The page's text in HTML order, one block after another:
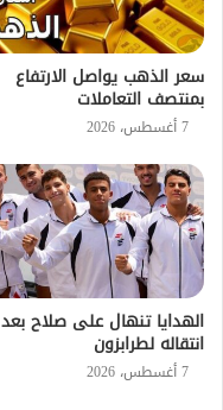
سعر الذهب يواصل الارتفاع
بمنتصف التعاملات
7 أغسطس، 2026
الهدايا تنهال على صلاح بعد
انتقاله لطرابزون
7 أغسطس، 2026